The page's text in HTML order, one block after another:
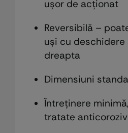
ușor de acționat
Reversibilă –
uși cu deschidere
dreapta
Dimensiuni
Întreținere
tratate anticoroziv